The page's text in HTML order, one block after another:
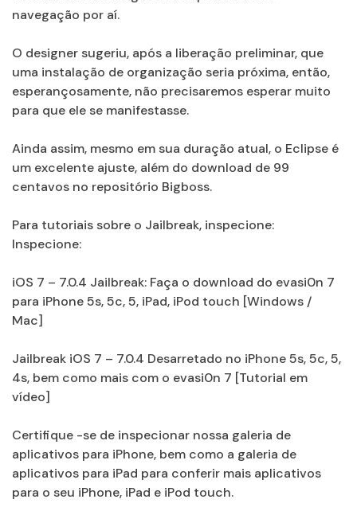
navegação por aí.
O designer sugeriu, após a liberação preliminar, que
uma instalação de organização seria próxima, então,
esperançosamente, não precisaremos esperar muito
para que ele se manifestasse.
Ainda assim, mesmo em sua duração atual, o Eclipse é
um excelente ajuste, além do download de 99
centavos no repositório Bigboss.
Para tutoriais sobre o Jailbreak, inspecione:
Inspecione:
iOS 7 – 7.0.4 Jailbreak: Faça o download do evasi0n 7
para iPhone 5s, 5c, 5, iPad, iPod touch [Windows /
Mac]
Jailbreak iOS 7 – 7.0.4 Desarretado no iPhone 5s, 5c, 5,
4s, bem como mais com o evasi0n 7 [Tutorial em
vídeo]
Certifique -se de inspecionar nossa galeria de
aplicativos para iPhone, bem como a galeria de
aplicativos para iPad para conferir mais aplicativos
para o seu iPhone, iPad e iPod touch.